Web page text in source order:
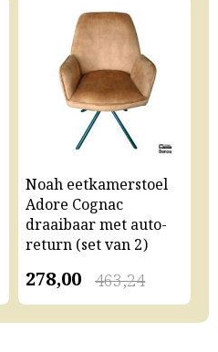
Noah eetkamerstoel
Adore Cognac
draaibaar met auto-
return (set van 2)
463,24
278,00